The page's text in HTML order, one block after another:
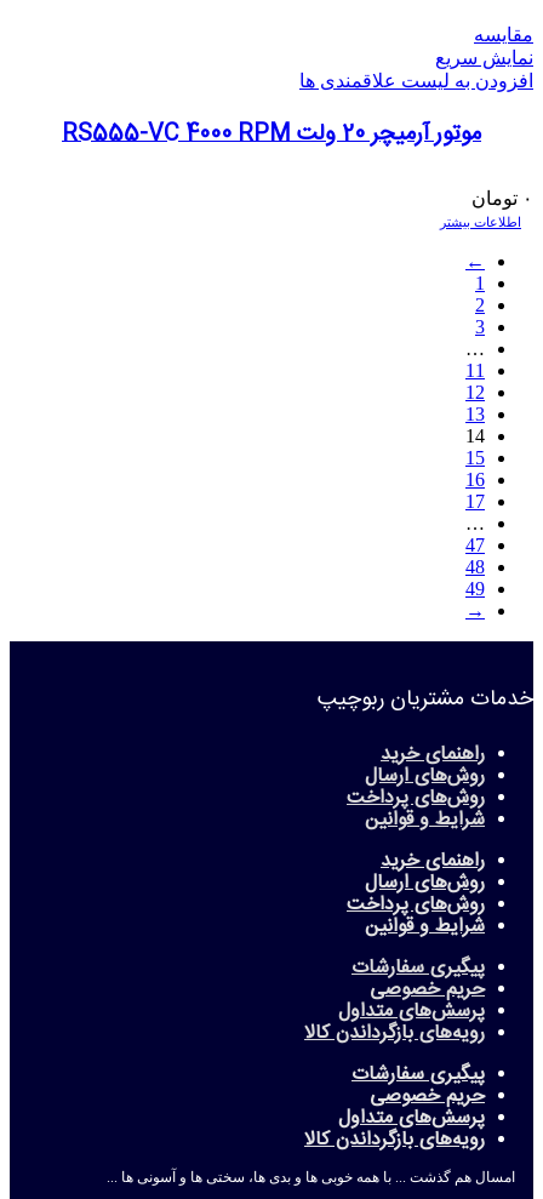
مقایسه
نمایش سریع
افزودن به لیست علاقمندی ها
موتور آرمیچر 20 ولت RS555-VC 4000 RPM
۰ تومان
اطلاعات بیشتر
←
1
2
3
…
11
12
13
14
15
16
17
…
47
48
49
→
خدمات مشتریان ربوچیپ
راهنمای خرید
روش‌های ارسال
روش‌های پرداخت
شرایط و قوانین
راهنمای خرید
روش‌های ارسال
روش‌های پرداخت
شرایط و قوانین
پیگیری سفارشات
حریم خصوصی
پرسش‌های متداول
رویه‌های بازگرداندن کالا
پیگیری سفارشات
حریم خصوصی
پرسش‌های متداول
رویه‌های بازگرداندن کالا
امسال هم گذشت ... با همه خوبی ها و بدی ها، سختی ها و آسونی ها ...